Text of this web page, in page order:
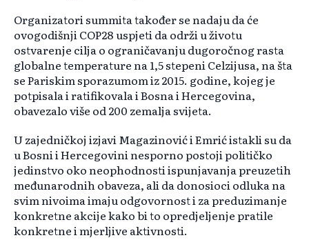
Organizatori summita također se nadaju da će
ovogodišnji COP28 uspjeti da održi u životu
ostvarenje cilja o ograničavanju dugoročnog rasta
globalne temperature na 1,5 stepeni Celzijusa, na šta
se Pariskim sporazumom iz 2015. godine, kojeg je
potpisala i ratifikovala i Bosna i Hercegovina,
obavezalo više od 200 zemalja svijeta.
U zajedničkoj izjavi Magazinović i Emrić istakli su da
u Bosni i Hercegovini nesporno postoji političko
jedinstvo oko neophodnosti ispunjavanja preuzetih
međunarodnih obaveza, ali da donosioci odluka na
svim nivoima imaju odgovornost i za preduzimanje
konkretne akcije kako bi to opredjeljenje pratile
konkretne i mjerljive aktivnosti.